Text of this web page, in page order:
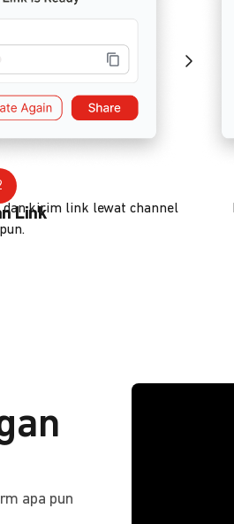
Link
dan kirim link lewat channel
apa pun